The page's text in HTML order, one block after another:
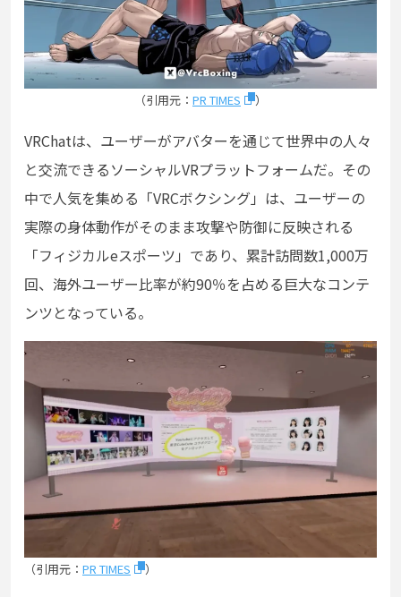
（引用元： PR TIMES ）
VRChatは、ユーザーがアバターを通じて世界中の人々
と交流できるソーシャルVRプラットフォームだ。その
中で人気を集める「VRCボクシング」は、ユーザーの
実際の身体動作がそのまま攻撃や防御に反映される
「フィジカルeスポーツ」であり、累計訪問数1,000万
回、海外ユーザー比率が約90％を占める巨大なコンテ
ンツとなっている。
（引用元： PR TIMES ）